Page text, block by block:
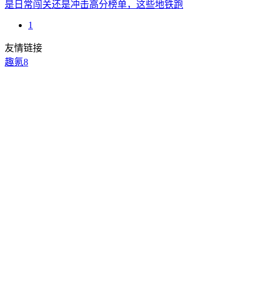
是日常闯关还是冲击高分榜单，这些地铁跑
1
友情链接
趣氪8